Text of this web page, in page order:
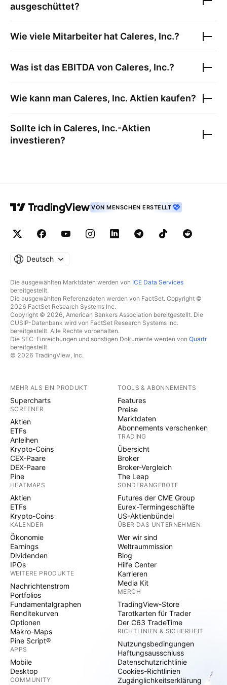
ausgeschüttet?
Wie viele Mitarbeiter hat Caleres, Inc.?
Was ist das EBITDA von Caleres, Inc.?
Wie kann man Caleres, Inc. Aktien kaufen?
Sollte ich in Caleres, Inc.-Aktien
investieren?
VON MENSCHEN ERSTELLT
Deutsch
Die ausgewählten Marktdaten werden von ICE Data Services
bereitgestellt.
Die ausgewählten Referenzdaten werden von FactSet. Copyright ©
2026 FactSet Research Systems Inc.
Copyright © 2026, American Bankers Association bereitgestellt. Die
CUSIP-Datenbank wird von FactSet Research Systems Inc.
bereitgestellt. Alle Rechte vorbehalten.
Die SEC-Einreichungen und sonstigen Dokumente werden von Quartr
bereitgestellt.
© 2026 TradingView, Inc.
MEHR ALS EIN PRODUKT
Supercharts
SCREENER
Aktien
ETFs
Anleihen
Krypto-Coins
CEX-Paare
DEX-Paare
Pine
HEATMAPS
Aktien
ETFs
Krypto-Coins
KALENDER
Ökonomie
Earnings
Dividenden
IPOs
WEITERE PRODUKTE
Nachrichtenstrom
Portfolios
Fundamentalgraphen
Renditekurven
Optionen
Makro-Maps
Pine Script®
APPS
Mobile
Desktop
COMMUNITY
TOOLS & ABONNEMENTS
Features
Preise
Marktdaten
Abonnements verschenken
TRADING
Übersicht
Broker
Broker-Vergleich
The Leap
SONDERANGEBOTE
Futures der CME Group
Eurex-Termingeschäfte
US-Aktienbündel
ÜBER DAS UNTERNEHMEN
Wer wir sind
Weltraummission
Blog
Hilfe Center
Karrieren
Media Kit
MERCH
TradingView-Store
Tarotkarten für Trader
Der C63 TradeTime
RICHTLINIEN & SICHERHEIT
Nutzungsbedingungen
Haftungsausschluss
Datenschutzrichtlinie
Cookies-Richtlinien
Zugänglichkeitserklärung